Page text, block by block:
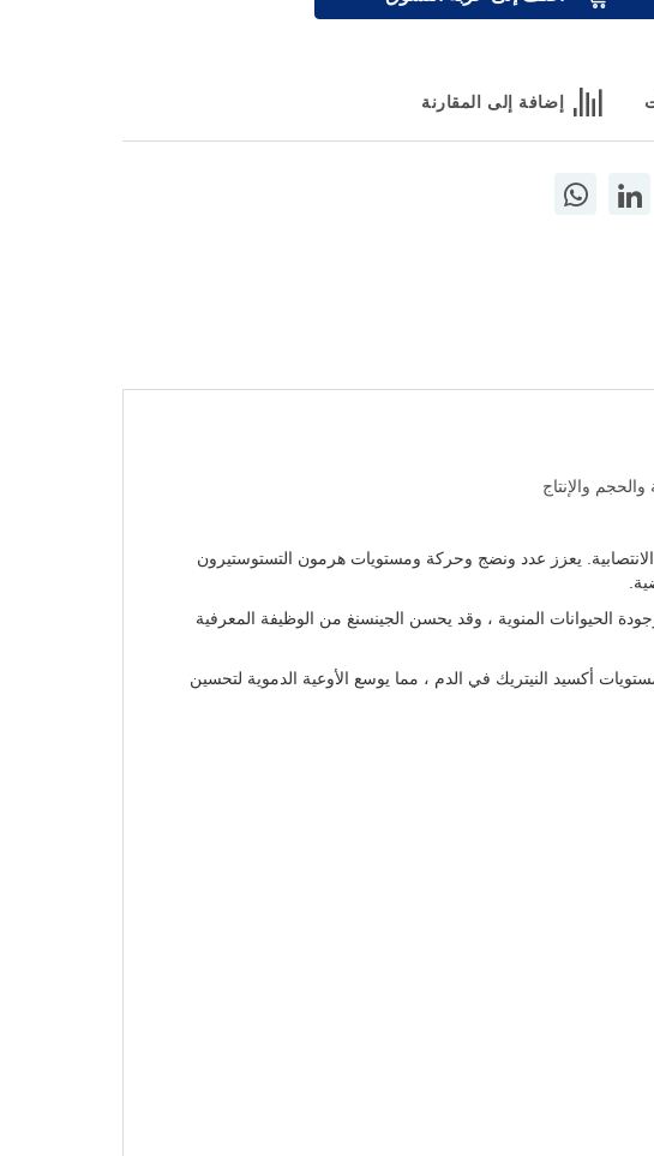
إضافة إلى المقارنة
والإنتاج
الانتصابية. يعزز عدد ونضج وحركة ومستويات هرمون التستوستيرون
الحيوانات المنوية ، وقد يحسن الجينسنغ من الوظيفة المعرفية
أكسيد النيتريك في الدم ، مما يوسع الأوعية الدموية لتحسين